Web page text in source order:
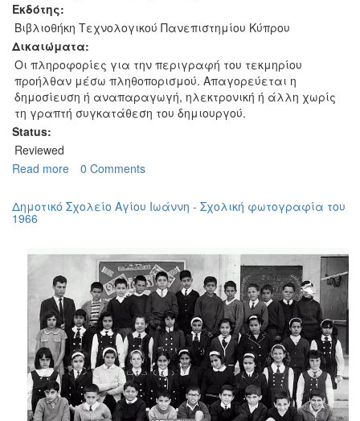
Εκδότης:
Βιβλιοθήκη Τεχνολογικού Πανεπιστημίου Κύπρου
Δικαιώματα:
Οι πληροφορίες για την περιγραφή του τεκμηρίου
προήλθαν μέσω πληθοπορισμού. Απαγορεύεται η
δημοσίευση ή αναπαραγωγή, ηλεκτρονική ή άλλη χωρίς
τη γραπτή συγκατάθεση του δημιουργού.
Status:
Reviewed
Read more about
Σχολείο
Αγίου
Σχολική
φωτογραφία
του
1965
0 Comments
Δημοτικό Σχολείο Αγίου Ιωάννη - Σχολική φωτογραφία του
1966